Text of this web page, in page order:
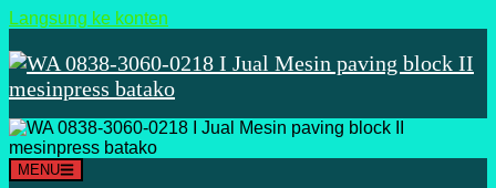
Langsung ke konten
MENU